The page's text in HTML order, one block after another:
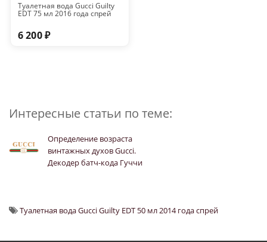
Туалетная вода Gucci Guilty
EDT 75 мл 2016 года спрей
6 200 ₽
Интересные статьи по теме:
Определение возраста
винтажных духов Gucci.
Декодер батч-кода Гуччи
Туалетная вода Gucci Guilty EDT 50 мл 2014 года спрей